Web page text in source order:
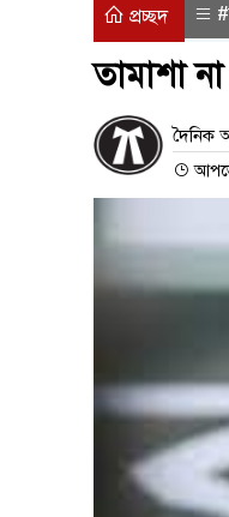
প্রচ্ছদ
তামাশা
দৈনিক